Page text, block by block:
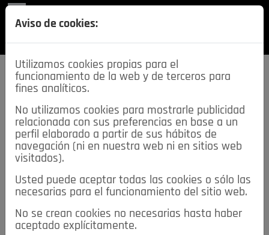
SECCIONES
descarga esta
REVISTA
≡NOTICIAS
NOTICIAS SERVICIOS DE INTERÉS
Aviso de cookies:
Utilizamos cookies propias para el
funcionamiento de la web y de terceros para
fines analíticos.
No utilizamos cookies para mostrarle publicidad
relacionada con sus preferencias en base a un
perfil elaborado a partir de sus hábitos de
navegación (ni en nuestra web ni en sitios web
visitados).
Usted puede aceptar todas las cookies o sólo las
necesarias para el funcionamiento del sitio web.
No se crean cookies no necesarias hasta haber
aceptado explícitamente.